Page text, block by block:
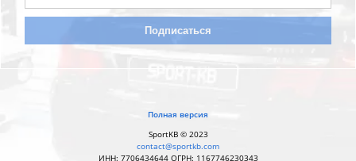
Полная версия
SportKB © 2023
contact@sportkb.com
ИНН: 7706434644 ОГРН: 1167746230343